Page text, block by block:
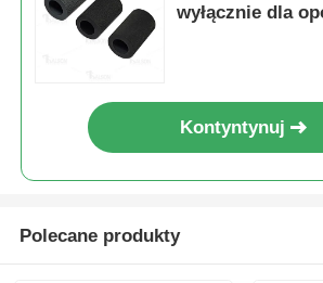
wyłącznie dla
Kontyntynuj
Polecane produkty